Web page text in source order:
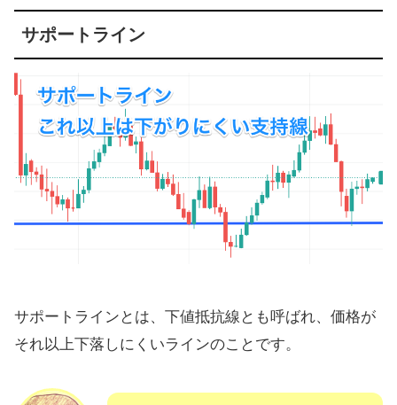
サポートライン
サポートラインとは、下値抵抗線とも呼ばれ、価格が
それ以上下落しにくいラインのことです。